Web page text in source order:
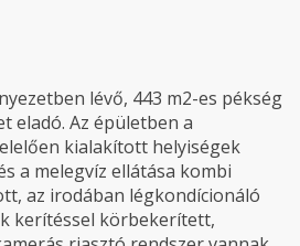
lévő, 443 m2-es pékség
eladó. Az épületben a
kialakított helyiségek
a melegvíz ellátása kombi
az irodában légkondícionáló
kerítéssel körbekerített,